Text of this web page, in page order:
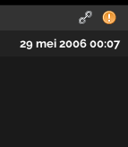
29 mei 2006 00:07